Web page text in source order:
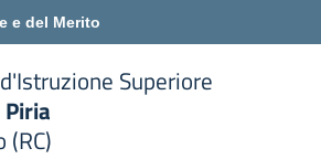
e del Merito
Superiore
(RC)